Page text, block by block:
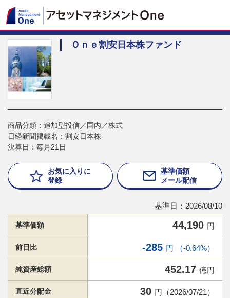
Ｏｎｅ割安日本株ファンド
商品分類：追加型投信／国内／株式
日経新聞掲載名：割安日本株
決算日：毎月21日
お気に入りに
登録
基準価額
メール配信
基準日：2026/08/10
基準価額 44,190 円
前日比 -285 円 （-0.64%）
純資産総額 452.17 億円
直近分配金 30 円（2026/07/21）